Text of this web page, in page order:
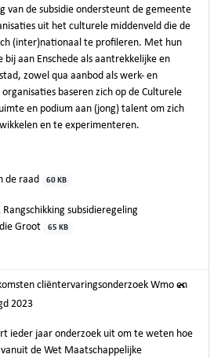
van de subsidie ondersteunt de gemeente
uit het culturele middenveld die de
(inter)nationaal te profileren. Met hun
bij aan Enschede als aantrekkelijke en
zowel qua aanbod als werk- en
baseren zich op de Culturele
en podium aan (jong) talent om zich
en te experimenteren.
de raad
60 KB
Rangschikking subsidieregeling
Groot
65 KB
cliëntervaringsonderzoek Wmo en
2023
ieder jaar onderzoek uit om te weten hoe
de Wet Maatschappelijke